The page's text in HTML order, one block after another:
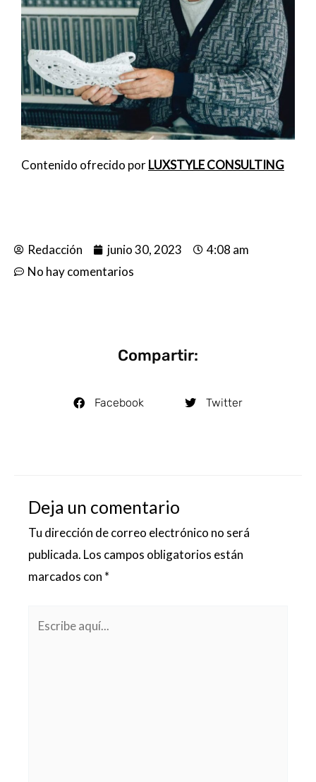
Contenido ofrecido porLUXSTYLE CONSULTING
Redacción junio 30, 2023
4:08 am
No hay comentarios
Compartir:
Facebook Twitter
Deja un comentario
Tu dirección de correo electrónico no será
publicada. Los campos obligatorios están
marcados con *